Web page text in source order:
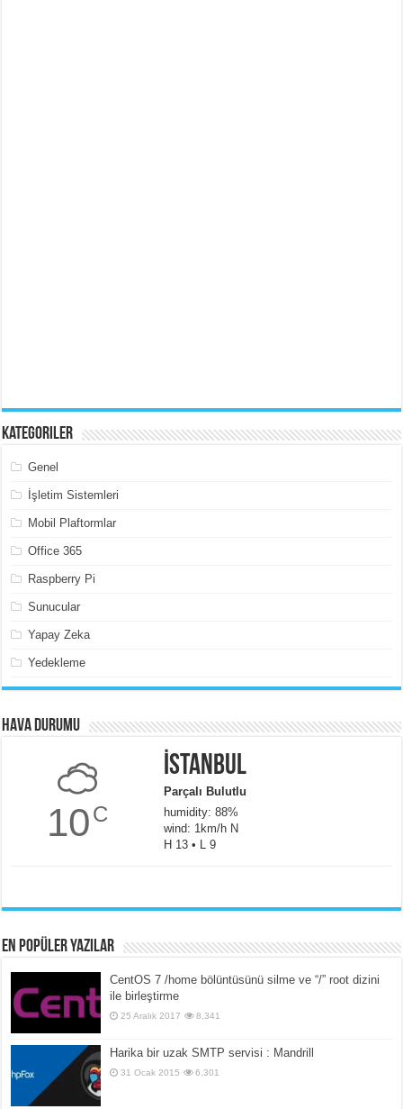
Kategoriler
Genel
İşletim Sistemleri
Mobil Plaftormlar
Office 365
Raspberry Pi
Sunucular
Yapay Zeka
Yedekleme
Hava Durumu
10C
İstanbul
Parçalı Bulutlu
humidity: 88%
wind: 1km/h N
H 13 • L 9
En popüler yazılar
CentOS 7 /home bölüntüsünü silme ve “/” root dizini
ile birleştirme
25 Aralık 2017 8,341
Harika bir uzak SMTP servisi : Mandrill
31 Ocak 2015 6,301